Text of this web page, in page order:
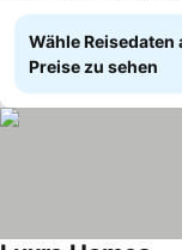
Wähle Reisedaten
Preise zu sehen